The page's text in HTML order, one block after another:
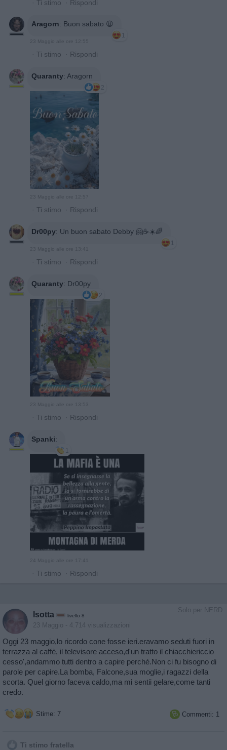
· Ti stimo · Rispondi
Aragorn: Buon sabato 😩
1
23 Maggio alle ore 12:55
· Ti stimo · Rispondi
Quaranty: Aragorn
2
23 Maggio alle ore 12:57
· Ti stimo · Rispondi
Dr00py: Un buon sabato Debby 🤗☕☀️🌈
1
23 Maggio alle ore 13:41
· Ti stimo · Rispondi
Quaranty: Dr00py
2
23 Maggio alle ore 13:53
· Ti stimo · Rispondi
Spanki:
1
24 Maggio alle ore 17:41
· Ti stimo · Rispondi
Solo per NERD
Isotta livello 8
23 Maggio - 4.714 visualizzazioni
Oggi 23 maggio,lo ricordo cone fosse ieri.eravamo seduti fuori in
terrazza al caffè, il televisore acceso,d'un tratto il chiacchiericcio
cesso',andammo tutti dentro a capire perché.Non ci fu bisogno di
parole per capire.La bomba, Falcone,sua moglie,i ragazzi della
scorta. Quel giorno faceva caldo,ma mi sentii gelare,come tanti
credo.
Stime: 7  Commenti: 1
Ti stimo fratella